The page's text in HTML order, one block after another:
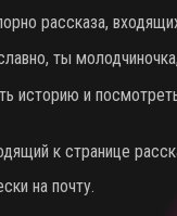
рассказа,
ты
историю и
к странице
на почту.